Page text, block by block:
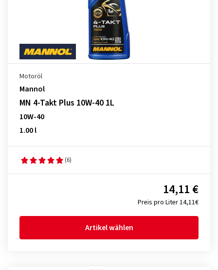
Motoröl
Mannol
MN 4-Takt Plus 10W-40 1L
10W-40
1.00 l
(6)
Preis pro Liter 14,11€
14,11 €
Artikel wählen